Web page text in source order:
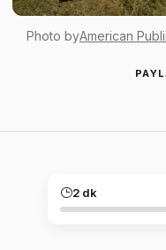
Photo byAmerican
2 dk